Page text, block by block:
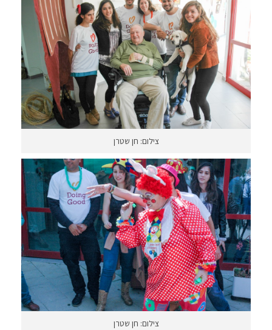
צילום: חן שטרן
צילום: חן שטרן